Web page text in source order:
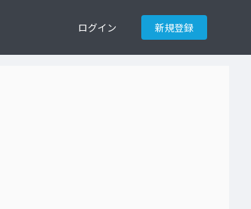
ログイン 新規登録